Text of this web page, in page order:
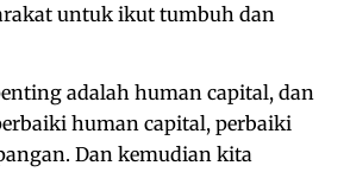
untuk ikut tumbuh dan
adalah human capital, dan
human capital, perbaiki
Dan kemudian kita